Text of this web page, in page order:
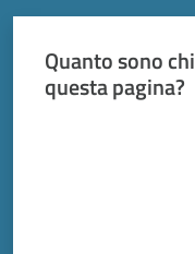
Amministrazione
Quanto sono
questa pagina?